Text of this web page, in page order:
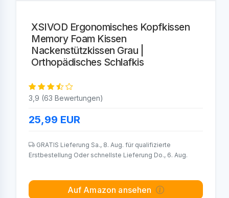
XSIVOD Ergonomisches Kopfkissen
Memory Foam Kissen
Nackenstützkissen Grau |
Orthopädisches Schlafkis
3,9 (63 Bewertungen)
25,99 EUR
GRATIS Lieferung Sa., 8. Aug. für qualifizierte
Erstbestellung Oder schnellste Lieferung Do., 6. Aug.
Auf Amazon ansehen